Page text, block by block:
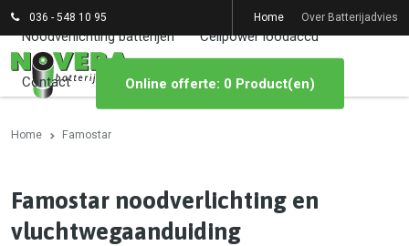
036 - 548 10 95 Home Over Batterijadvies
Noodverlichting batterijen Cellpower loodaccu
Contact Online offerte: 0 Product(en)
Home Famostar
Famostar noodverlichting en
vluchtwegaanduiding